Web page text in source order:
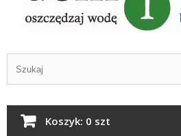
Koszyk: 0 szt